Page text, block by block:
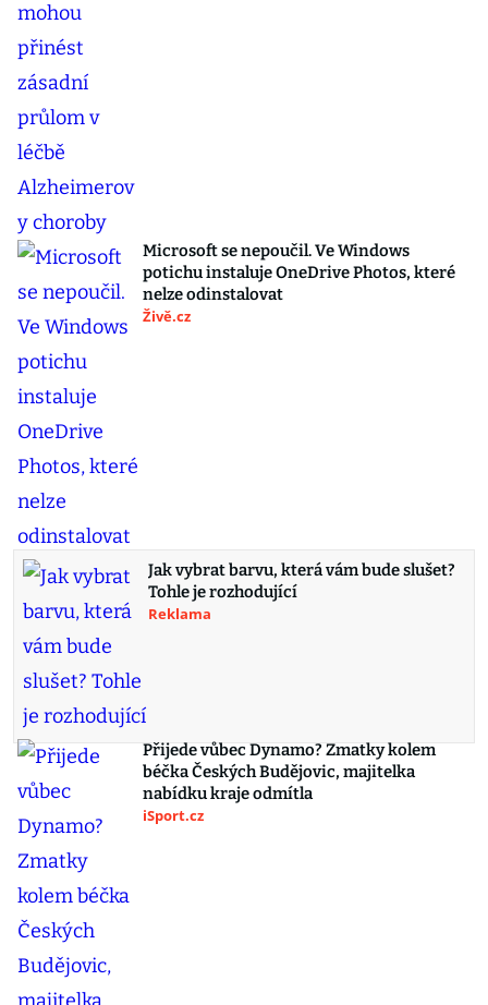
Microsoft se nepoučil. Ve Windows
potichu instaluje OneDrive Photos, které
nelze odinstalovat
Živě.cz
Jak vybrat barvu, která vám bude slušet?
Tohle je rozhodující
Reklama
Přijede vůbec Dynamo? Zmatky kolem
béčka Českých Budějovic, majitelka
nabídku kraje odmítla
iSport.cz